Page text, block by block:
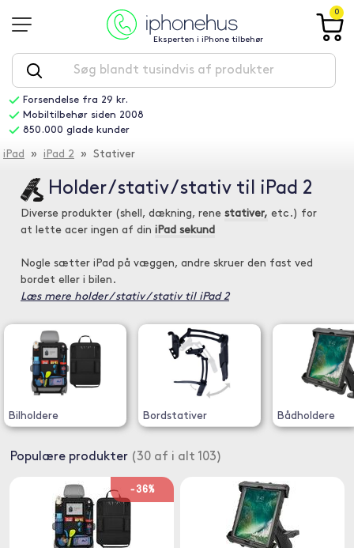
Eksperten i iPhone tilbehør
0
Forsendelse fra 29 kr.
Mobiltilbehør siden 2008
850.000 glade kunder
iPad » iPad 2 » Stativer
Holder / stativ / stativ til iPad 2
Diverse produkter (shell, dækning, rene stativer, etc.) for
at lette acer ingen af din iPad sekund
Nogle sætter iPad på væggen, andre skruer den fast ved
bordet eller i bilen.
Læs mere holder / stativ / stativ til iPad 2
Bilholdere Bordstativer Bådholdere
Populære produkter (30 af i alt 103)
-36%